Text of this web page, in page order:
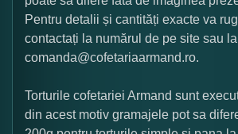
Pentru detalii și cantități exacte va
contactați la numărul de pe site sau
comanda@cofetariaarmand.ro.
Torturile cofetariei Armand sunt
din acest motiv gramajele pot sa